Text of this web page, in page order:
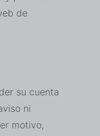
de
su cuenta
ni
motivo,